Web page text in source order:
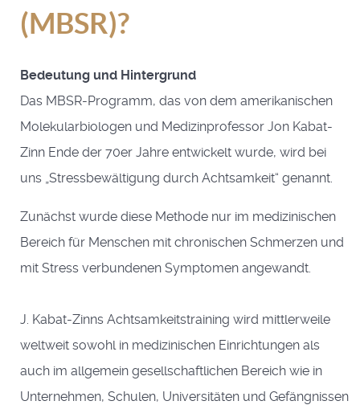
(MBSR)?
Bedeutung und Hintergrund
Das MBSR-Programm, das von dem amerikanischen
Molekularbiologen und Medizinprofessor Jon Kabat-
Zinn Ende der 70er Jahre entwickelt wurde, wird bei
uns „Stressbewältigung durch Achtsamkeit“ genannt.
Zunächst wurde diese Methode nur im medizinischen
Bereich für Menschen mit chronischen Schmerzen und
mit Stress verbundenen Symptomen angewandt.
J. Kabat-Zinns Achtsamkeitstraining wird mittlerweile
weltweit sowohl in medizinischen Einrichtungen als
auch im allgemein gesellschaftlichen Bereich wie in
Unternehmen, Schulen, Universitäten und Gefängnissen